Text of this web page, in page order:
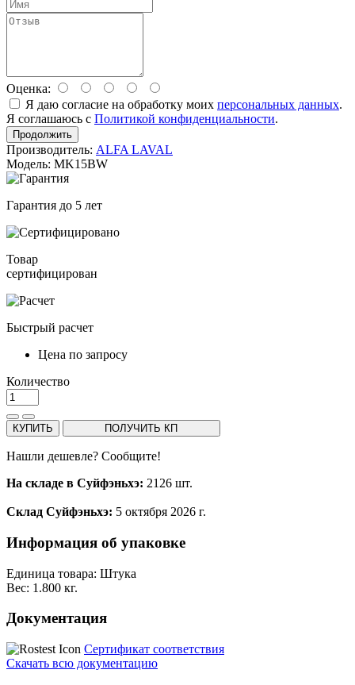
Оценка:
Я даю согласие на обработку моих персональных данных.
Я соглашаюсь с Политикой конфиденциальности.
Продолжить
Производитель: ALFA LAVAL
Модель: MK15BW
Гарантия до 5 лет
Товар
сертифицирован
Быстрый расчет
Цена по запросу
Количество
КУПИТЬ ПОЛУЧИТЬ КП
Нашли дешевле? Сообщите!
На складе в Суйфэньхэ: 2126 шт.
Склад Суйфэньхэ: 5 октября 2026 г.
Информация об упаковке
Единица товара: Штука
Вес: 1.800 кг.
Документация
Сертификат соответствия
Скачать всю документацию